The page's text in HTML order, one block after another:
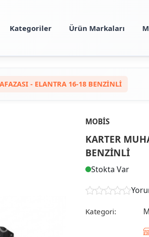
Kategoriler Ürün Markaları
- ELANTRA 16-18 BENZİNLİ
MOBIS
KARTER
BENZİNLİ
Stokta Var
Kategori: